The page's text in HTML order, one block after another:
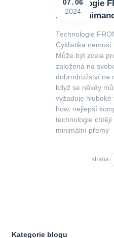
Kategorie blogu
Technologie
NEXT
07 06
2024
Technologie
Cyklistika nemusí
Může být zcela
založená na
dobrodružství na
když se někdy
vyžaduje hluboké
how, nejlepší
technologie chtějí
minimální přemý
strana